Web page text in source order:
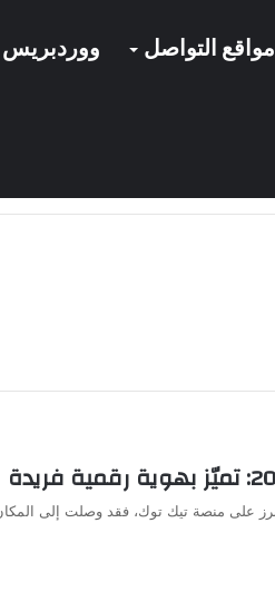
مواقع التواصل ووردبريس